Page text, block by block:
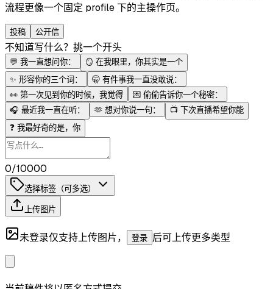
流程更像一个固定 profile 下的主操作页。
投稿 公开信
不知道写什么？挑一个开头
💬 我一直想问你： 🪞 在我眼里，你其实是一个
✨ 形容你的三个词： 🤫 有件事我一直没敢说：
👀 第一次见到你的时候，我觉得 💌 偷偷告诉你一个秘密：
🎧 最近我一直在听： 🫶 想对你说一句： 📺 下次直播希望你能
❓ 我最好奇的是，你
0/10000
选择标签（可多选）
上传图片
未登录仅支持上传图片， 登录 后可上传更多类型